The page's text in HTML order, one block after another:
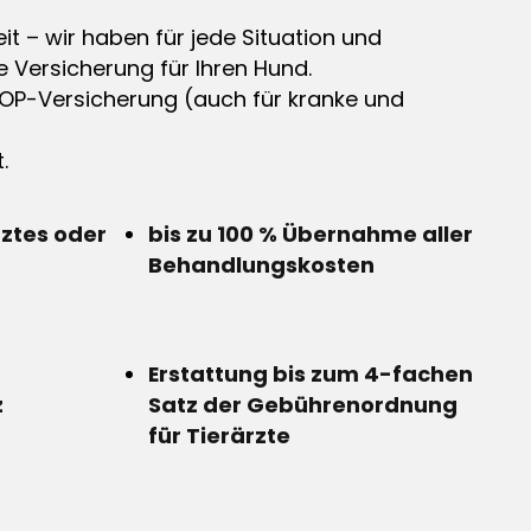
– wir haben für jede Situation und
Versicherung für Ihren Hund.
Versicherung (auch für kranke und
oder
bis zu 100 % Übernahme aller
Behandlungskosten
Erstattung bis zum 4-fachen
Satz der Gebührenordnung
für Tierärzte